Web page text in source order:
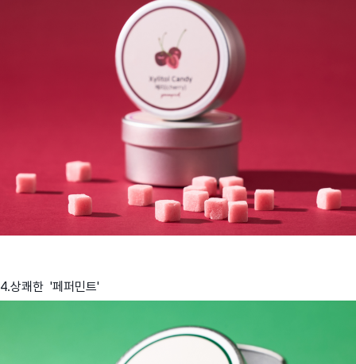
4.상쾌한 '페퍼민트'